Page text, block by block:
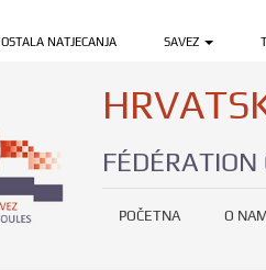
OSTALA NATJECANJA SAVEZ
FÉDÉRATION
POČETNA O